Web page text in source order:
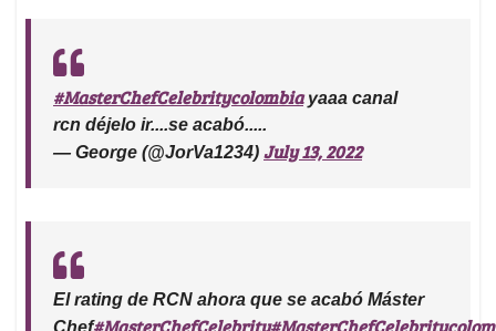
#MasterChefCelebritycolombiayaaa canal
rcn déjelo ir....se acabó.....
— George (@JorVa1234) July 13, 2022
El rating de RCN ahora que se acabó Máster
#MasterChefCelebrity